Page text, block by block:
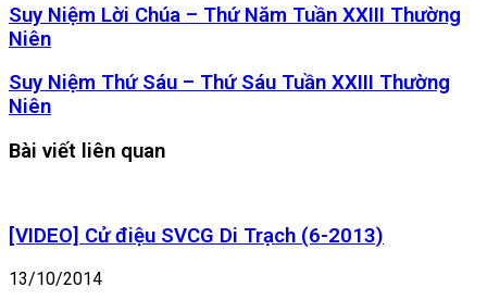
Suy
Niệm
Lời
Chúa
–
Thứ
Tuần
Suy Niệm Lời Chúa – Thứ Năm Tuần XXIII Thường
Niên
Suy
Niệm
Thứ
Sáu
–
Tuần
XXIII
Niên
Suy Niệm Thứ Sáu – Thứ Sáu Tuần XXIII Thường
Niên
Bài viết liên quan
[VIDEO] Cử điệu SVCG Di Trạch (6-2013)
13/10/2014